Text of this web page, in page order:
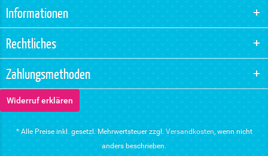
Informationen
Rechtliches
Zahlungsmethoden
Widerruf erklären
* Alle Preise inkl. gesetzl. Mehrwertsteuer zzgl. Versandkosten, wenn nicht
anders beschrieben.